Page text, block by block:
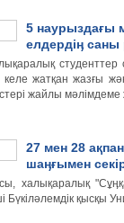
5 наурыздағы
елдердіӊ саны
жатқан жазғы
жайлы
27 мен 28
шаӊғымен
халықаралық
қысқы